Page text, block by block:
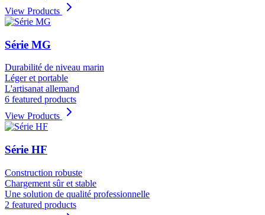
View Products
Série MG
Durabilité de niveau marin
Léger et portable
L'artisanat allemand
6 featured products
View Products
Série HF
Construction robuste
Chargement sûr et stable
Une solution de qualité professionnelle
2 featured products